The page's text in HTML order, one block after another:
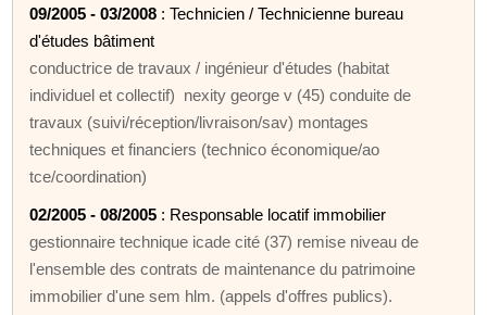
09/2005 - 03/2008 : Technicien / Technicienne bureau
d'études bâtiment
conductrice de travaux / ingénieur d'études (habitat
individuel et collectif) nexity george v (45) conduite de
travaux (suivi/réception/livraison/sav) montages
techniques et financiers (technico économique/ao
tce/coordination)
02/2005 - 08/2005 : Responsable locatif immobilier
gestionnaire technique icade cité (37) remise niveau de
l'ensemble des contrats de maintenance du patrimoine
immobilier d'une sem hlm. (appels d'offres publics).